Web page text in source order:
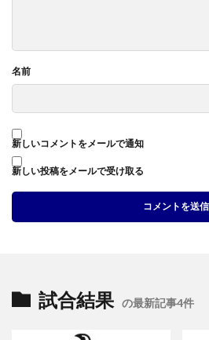
名前
新しいコメントをメールで通知
新しい投稿をメールで受け取る
試合結果 の最新記事4件